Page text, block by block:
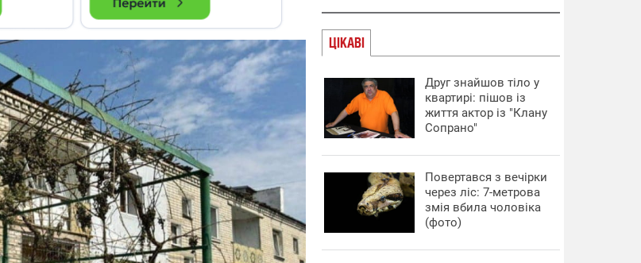
ЦІКАВІ
Друг знайшов тіло у
квартирі: пішов із
життя актор із "Клану
Сопрано"
Повертався з вечірки
через ліс: 7-метрова
змія вбила чоловіка
(фото)